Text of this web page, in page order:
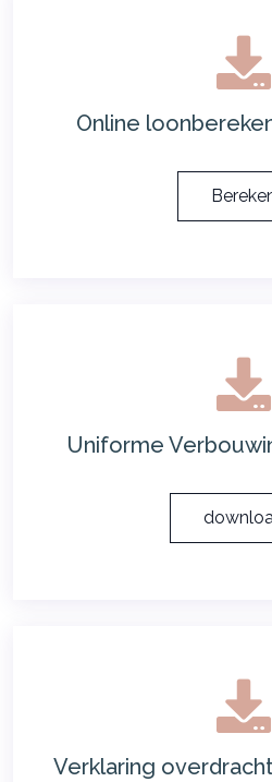
Online
Uniforme
Verklaring